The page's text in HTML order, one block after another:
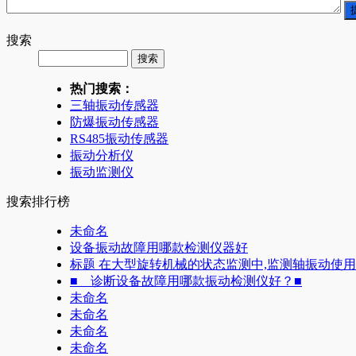
搜索
热门搜索：
三轴振动传感器
防爆振动传感器
RS485振动传感器
振动分析仪
振动监测仪
搜索排行榜
未命名
设备振动故障用哪款检测仪器好
标题 在大型旋转机械的状态监测中,监测轴振动使
■ 诊断设备故障用哪款振动检测仪好？■
未命名
未命名
未命名
未命名